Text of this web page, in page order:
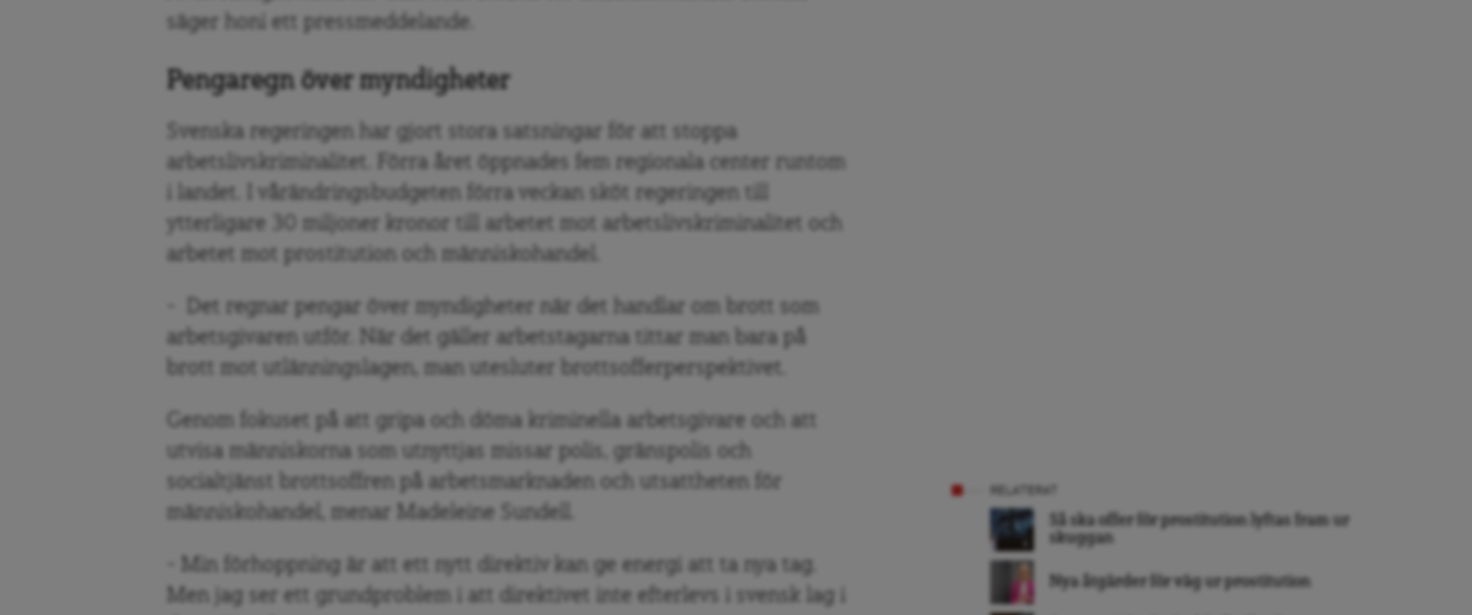
säger honi ett pressmeddelande.
Pengaregn över myndigheter
Svenska regeringen har gjort stora satsningar för att stoppa
arbetslivskriminalitet. Förra året öppnades fem regionala center runtom
i landet. I vårändringsbudgeten förra veckan sköt regeringen till
ytterligare 30 miljoner kronor till arbetet mot arbetslivskriminalitet och
arbetet mot prostitution och människohandel.
– Det regnar pengar över myndigheter när det handlar om brott som
arbetsgivaren utför. När det gäller arbetstagarna tittar man bara på
brott mot utlänningslagen, man utesluter brottsofferperspektivet.
Genom fokuset på att gripa och döma kriminella arbetsgivare och att
utvisa människorna som utnyttjas missar polis, gränspolis och
socialtjänst brottsoffren på arbetsmarknaden och utsattheten för
människohandel, menar Madeleine Sundell.
– Min förhoppning är att ett nytt direktiv kan ge energi att ta nya tag.
Men jag ser ett grundproblem i att direktivet inte efterlevs i svensk lag i
Så ska offer för prostitution lyftas fram ur
skuggan
Nya åtgärder för väg ur prostitution